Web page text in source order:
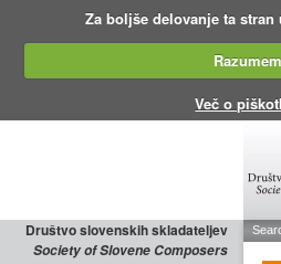
Za boljše delovanje ta
Razumem
Več o
Društvo slovenskih skladateljev
Society of Slovene Composers